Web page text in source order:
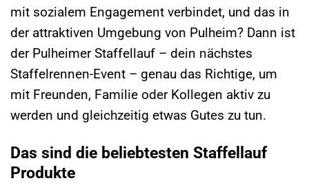
mit sozialem Engagement verbindet, und das in
der attraktiven Umgebung von Pulheim? Dann ist
der Pulheimer Staffellauf – dein nächstes
Staffelrennen-Event – genau das Richtige, um
mit Freunden, Familie oder Kollegen aktiv zu
werden und gleichzeitig etwas Gutes zu tun.
Das sind die beliebtesten Staffellauf
Produkte